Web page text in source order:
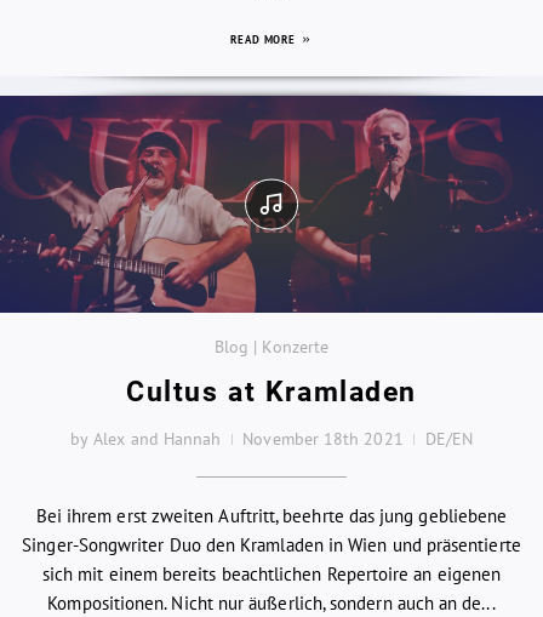
READ MORE
Blog | Konzerte
Cultus at Kramladen
by Alex and Hannah November 18th 2021 DE/EN
Bei ihrem erst zweiten Auftritt, beehrte das jung gebliebene
Singer-Songwriter Duo den Kramladen in Wien und präsentierte
sich mit einem bereits beachtlichen Repertoire an eigenen
Kompositionen. Nicht nur äußerlich, sondern auch an de...